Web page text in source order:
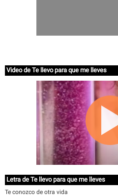
Video de Te llevo para que me lleves
Letra de Te llevo para que me lleves
Te conozco de otra vida